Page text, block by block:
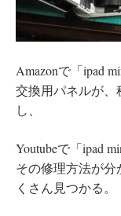
Amazonで「ipad
交換用パネルが、
し、
Youtubeで「ipad
その修理方法が
くさん見つかる。